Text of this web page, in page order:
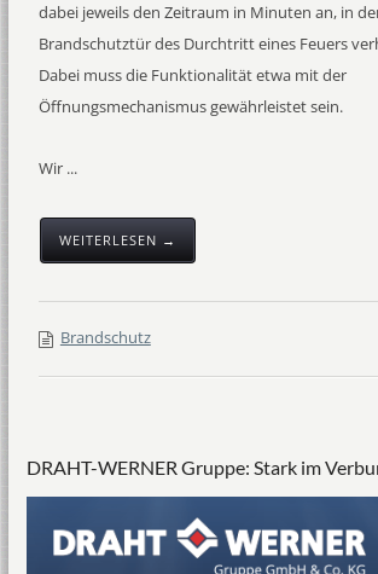
dabei jeweils den Zeitraum in Minuten an, in
Brandschutztür des Durchtritt eines Feuers
Dabei muss die Funktionalität etwa mit der
Öffnungsmechanismus gewährleistet sein.
Wir ...
WEITERLESEN →
Brandschutz
DRAHT-WERNER Gruppe: Stark im